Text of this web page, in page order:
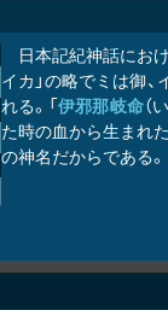
日本記紀神話にお
イカ」の略でミは御、
れる。「伊邪那岐命（
た時の血から生まれ
の神名だからである。